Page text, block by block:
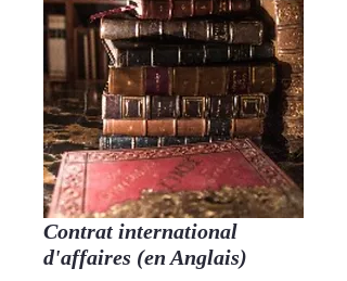
Contrat international
d'affaires (en Anglais)